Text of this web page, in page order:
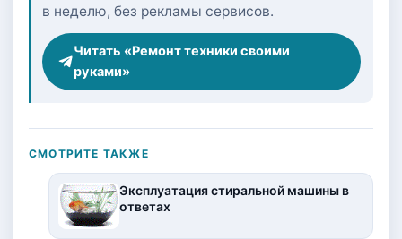
в неделю, без рекламы сервисов.
Читать «Ремонт техники своими
руками»
СМОТРИТЕ ТАКЖЕ
Эксплуатация стиральной машины в
ответах